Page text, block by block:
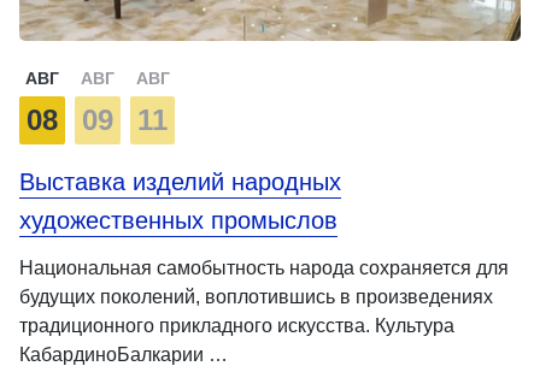
АВГ
08
АВГ
09
АВГ
11
Выставка изделий народных
художественных промыслов
Национальная самобытность народа сохраняется для
будущих поколений, воплотившись в произведениях
традиционного прикладного искусства. Культура
КабардиноБалкарии …